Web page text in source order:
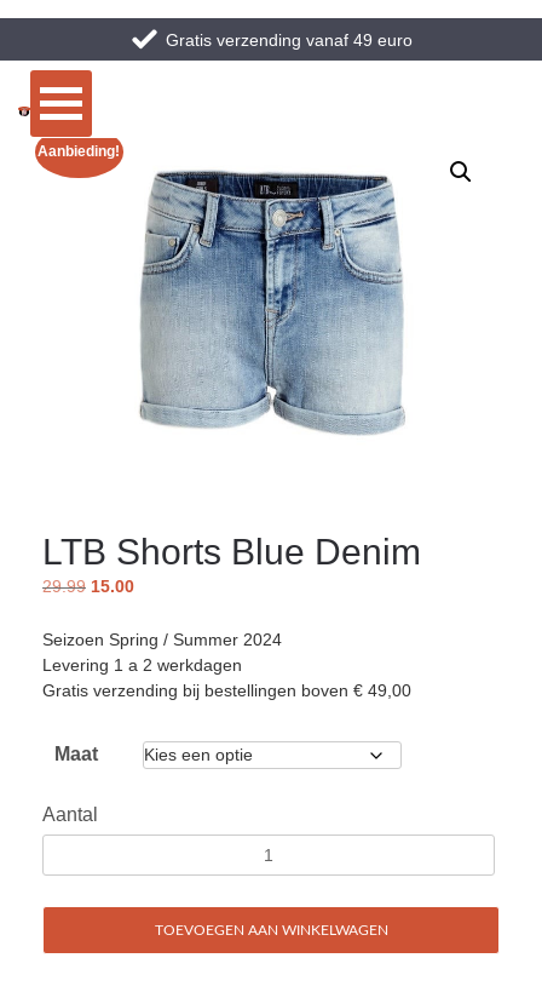
Gratis verzending vanaf 49 euro
Aanbieding!
LTB Shorts Blue Denim
29.99 15.00
Seizoen Spring / Summer 2024
Levering 1 a 2 werkdagen
Gratis verzending bij bestellingen boven € 49,00
Maat
Aantal
TOEVOEGEN AAN WINKELWAGEN